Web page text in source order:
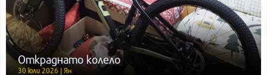
Откраднато колело
30 юли 2026 | Ян